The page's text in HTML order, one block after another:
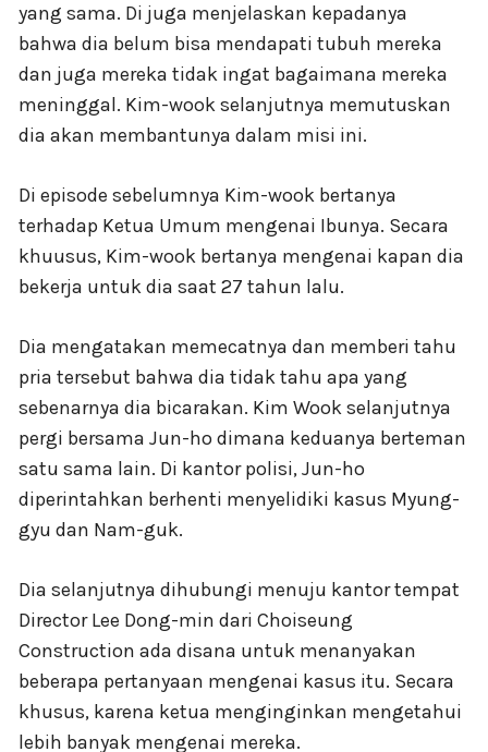
yang sama. Di juga menjelaskan kepadanya
bahwa dia belum bisa mendapati tubuh mereka
dan juga mereka tidak ingat bagaimana mereka
meninggal. Kim-wook selanjutnya memutuskan
dia akan membantunya dalam misi ini.
Di episode sebelumnya Kim-wook bertanya
terhadap Ketua Umum mengenai Ibunya. Secara
khuusus, Kim-wook bertanya mengenai kapan dia
bekerja untuk dia saat 27 tahun lalu.
Dia mengatakan memecatnya dan memberi tahu
pria tersebut bahwa dia tidak tahu apa yang
sebenarnya dia bicarakan. Kim Wook selanjutnya
pergi bersama Jun-ho dimana keduanya berteman
satu sama lain. Di kantor polisi, Jun-ho
diperintahkan berhenti menyelidiki kasus Myung-
gyu dan Nam-guk.
Dia selanjutnya dihubungi menuju kantor tempat
Director Lee Dong-min dari Choiseung
Construction ada disana untuk menanyakan
beberapa pertanyaan mengenai kasus itu. Secara
khusus, karena ketua menginginkan mengetahui
lebih banyak mengenai mereka.